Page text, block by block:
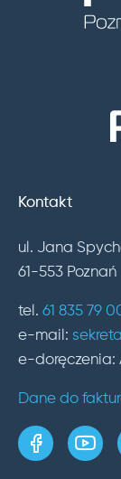
Kontakt
ul. Jana
61-553 Poznań
tel. 61 835 79
e-mail:
e-doręczenia:
Dane do
strona